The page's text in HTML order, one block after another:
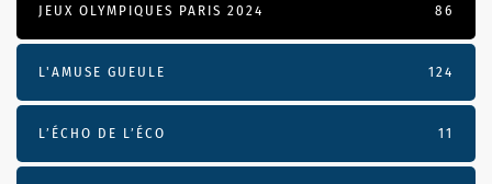
JEUX OLYMPIQUES PARIS 2024 86
L'AMUSE GUEULE 124
L’ÉCHO DE L’ÉCO 11